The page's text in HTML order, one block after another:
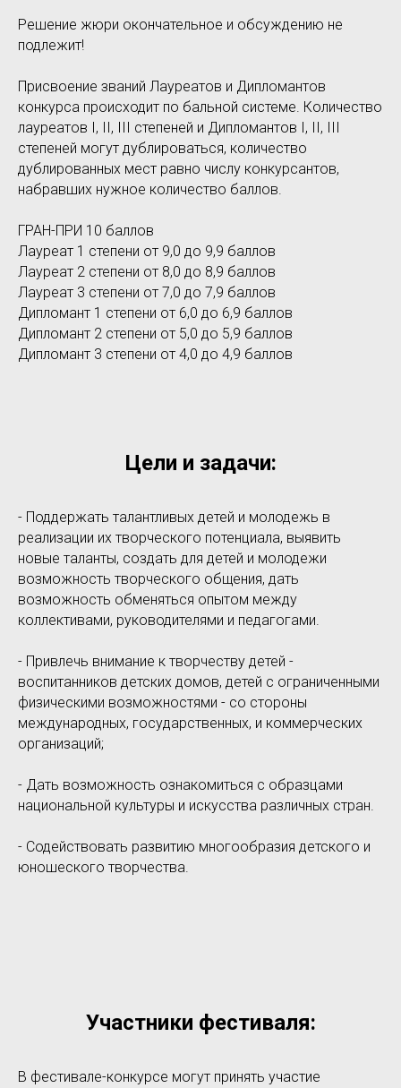
Решение жюри окончательное и обсуждению не
подлежит!
Присвоение званий Лауреатов и Дипломантов
конкурса происходит по бальной системе. Количество
лауреатов I, II, III степеней и Дипломантов I, II, III
степеней могут дублироваться, количество
дублированных мест равно числу конкурсантов,
набравших нужное количество баллов.
ГРАН-ПРИ 10 баллов
Лауреат 1 степени от 9,0 до 9,9 баллов
Лауреат 2 степени от 8,0 до 8,9 баллов
Лауреат 3 степени от 7,0 до 7,9 баллов
Дипломант 1 степени от 6,0 до 6,9 баллов
Дипломант 2 степени от 5,0 до 5,9 баллов
Дипломант 3 степени от 4,0 до 4,9 баллов
Цели и задачи:
- Поддержать талантливых детей и молодежь в
реализации их творческого потенциала, выявить
новые таланты, создать для детей и молодежи
возможность творческого общения, дать
возможность обменяться опытом между
коллективами, руководителями и педагогами.
- Привлечь внимание к творчеству детей -
воспитанников детских домов, детей с ограниченными
физическими возможностями - со стороны
международных, государственных, и коммерческих
организаций;
- Дать возможность ознакомиться с образцами
национальной культуры и искусства различных стран.
- Содействовать развитию многообразия детского и
юношеского творчества.
Участники фестиваля:
В фестивале-конкурсе могут принять участие